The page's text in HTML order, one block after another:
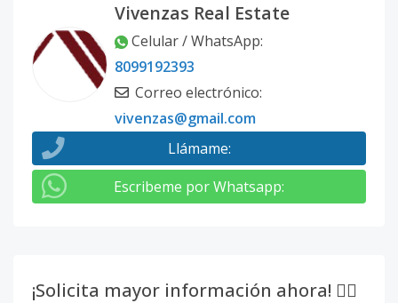
Vivenzas Real Estate
Celular / WhatsApp:
8099192393
Correo electrónico:
vivenzas@gmail.com
Llámame:
Escribeme por Whatsapp:
¡Solicita mayor información ahora! 👇🏽